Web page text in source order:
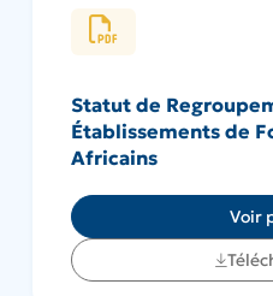
Statut de
Établissements de
Africains
Voir